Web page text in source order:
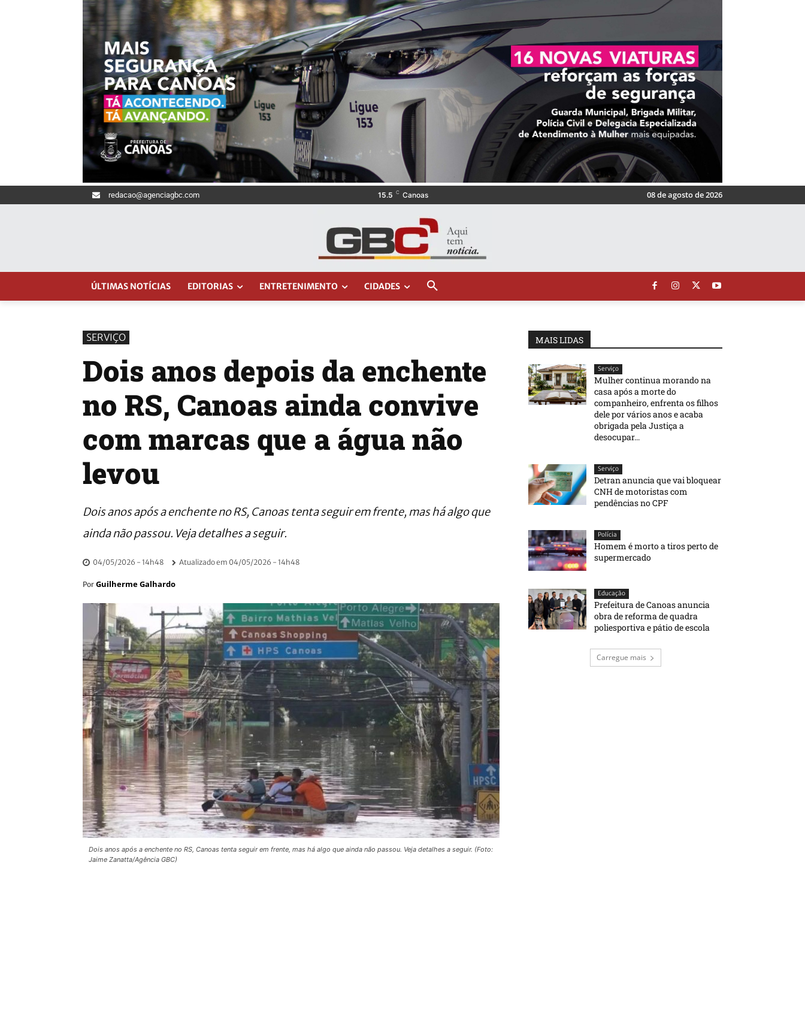
redacao@agenciagbc.com 15.5 C Canoas 08 de agosto de 2026
ÚLTIMAS NOTÍCIAS EDITORIAS ENTRETENIMENTO CIDADES
SERVIÇO
Dois anos depois da enchente
no RS, Canoas ainda convive
com marcas que a água não
levou
Dois anos após a enchente no RS, Canoas tenta seguir em frente, mas há algo que
ainda não passou. Veja detalhes a seguir.
04/05/2026 - 14h48 Atualizado em 04/05/2026 - 14h48
Por Guilherme Galhardo
Dois anos após a enchente no RS, Canoas tenta seguir em frente, mas há algo que ainda não passou. Veja detalhes a seguir. (Foto:
Jaime Zanatta/Agência GBC)
MAIS LIDAS
Serviço
Mulher continua morando na
casa após a morte do
companheiro, enfrenta os filhos
dele por vários anos e acaba
obrigada pela Justiça a
desocupar...
Serviço
Detran anuncia que vai bloquear
CNH de motoristas com
pendências no CPF
Polícia
Homem é morto a tiros perto de
supermercado
Educação
Prefeitura de Canoas anuncia
obra de reforma de quadra
poliesportiva e pátio de escola
Carregue mais